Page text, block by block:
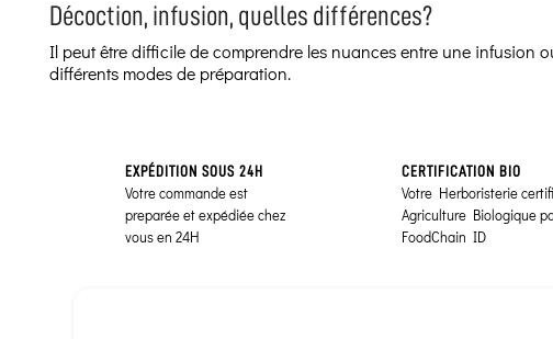
Décoction, infusion, quelles différences?
Il peut être difficile de comprendre les nuances entre une infusion
différents modes de préparation.
EXPÉDITION SOUS 24H
Votre commande est
preparée et expédiée chez
vous en 24H
CERTIFICATION BIO
Votre Herboristerie
Agriculture Biologique
FoodChain ID